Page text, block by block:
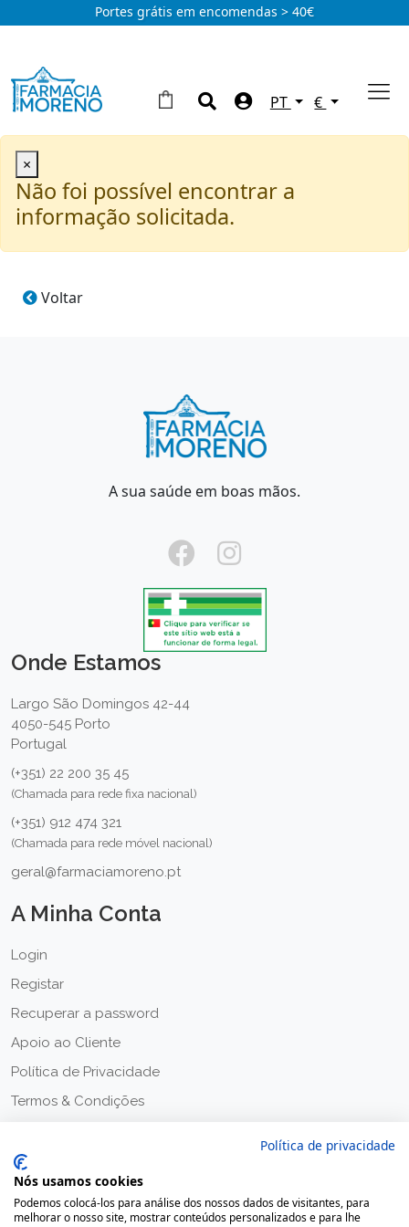
Portes grátis em encomendas > 40€
PT €
×
Não foi possível encontrar a
informação solicitada.
Voltar
A sua saúde em boas mãos.
Onde Estamos
Largo São Domingos 42-44
4050-545 Porto
Portugal
(+351) 22 200 35 45
(Chamada para rede fixa nacional)
(+351) 912 474 321
(Chamada para rede móvel nacional)
geral@farmaciamoreno.pt
A Minha Conta
Login
Registar
Recuperar a password
Apoio ao Cliente
Política de Privacidade
Termos & Condições
Política de privacidade
Nós usamos cookies
Podemos colocá-los para análise dos nossos dados de visitantes, para
melhorar o nosso site, mostrar conteúdos personalizados e para lhe